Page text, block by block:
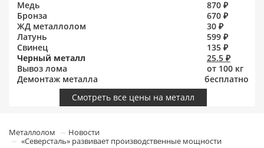
Медь
870 ₽
Бронза
670 ₽
ЖД металлолом
30 ₽
Латунь
599 ₽
Свинец
135 ₽
Черный металл
25.5 ₽
Вывоз лома
от 100 кг
Демонтаж металла
бесплатно
Смотреть все цены на металл
Металлолом
Новости
«Северсталь» развивает производственные мощности